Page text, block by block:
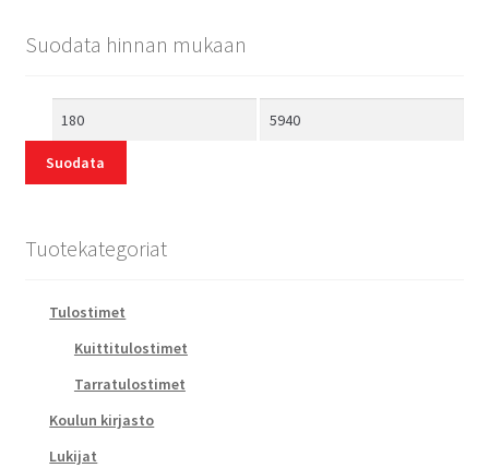
Suodata hinnan mukaan
Minimihinta Maksimihinta
Suodata
Tuotekategoriat
Tulostimet
Kuittitulostimet
Tarratulostimet
Koulun kirjasto
Lukijat